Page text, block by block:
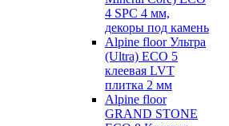
4 SPC 4 мм,
декоры под камень
Alpine floor Ультра
(Ultra) ECO 5
клеевая LVT
плитка 2 мм
Alpine floor
GRAND STONE